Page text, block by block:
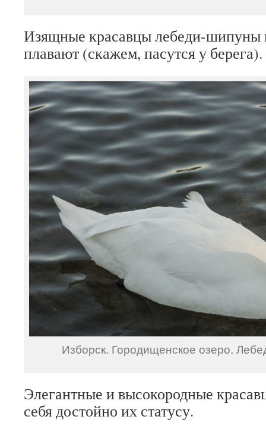
Изящные красавцы лебеди-шипуны
плавают (скажем, пасутся у берега).
Изборск. Городищенское озеро.
Элегантные и высокородные
себя достойно их статусу.